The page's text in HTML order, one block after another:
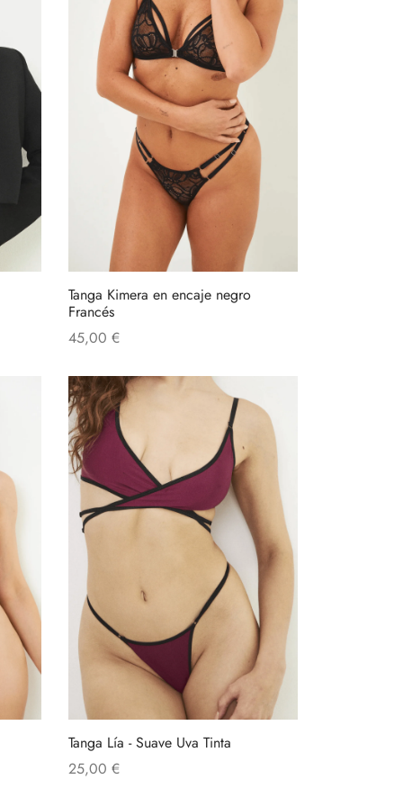
Tanga Kimera en encaje negro
Francés
45,00 €
Tanga Lía - Suave Uva Tinta
25,00 €